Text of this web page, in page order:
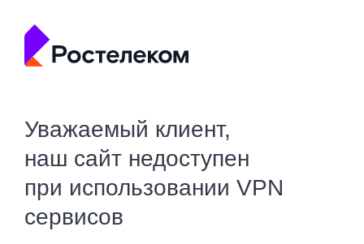
Уважаемый клиент,
наш сайт недоступен
при использовании VPN
сервисов